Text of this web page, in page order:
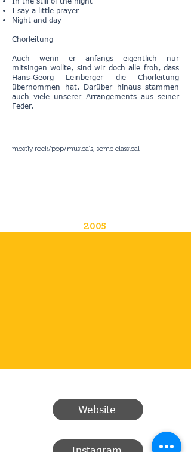
I say a little prayer
Night and day
Chorleitung
Auch wenn er anfangs eigentlich nur
mitsingen wollte, sind wir doch alle froh, dass
Hans-Georg Leinberger die Chorleitung
übernommen hat. Darüber hinaus stammen
auch viele unserer Arrangements aus seiner
Feder.
mostly rock/pop/musicals, some classical
2005
Website